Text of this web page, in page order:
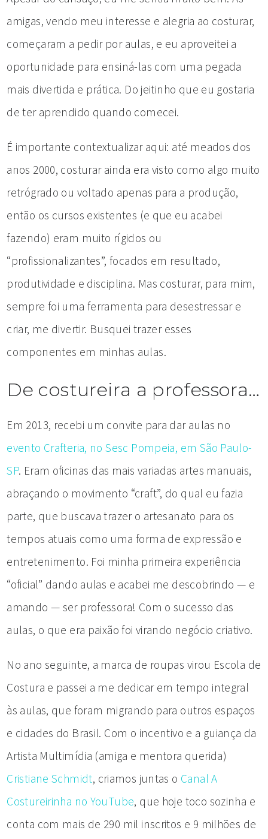
amigas, vendo meu interesse e alegria ao costurar,
começaram a pedir por aulas, e eu aproveitei a
oportunidade para ensiná-las com uma pegada
mais divertida e prática. Do jeitinho que eu gostaria
de ter aprendido quando comecei.
É importante contextualizar aqui: até meados dos
anos 2000, costurar ainda era visto como algo muito
retrógrado ou voltado apenas para a produção,
então os cursos existentes (e que eu acabei
fazendo) eram muito rígidos ou
“profissionalizantes”, focados em resultado,
produtividade e disciplina. Mas costurar, para mim,
sempre foi uma ferramenta para desestressar e
criar, me divertir. Busquei trazer esses
componentes em minhas aulas.
De costureira a professora…
Em 2013, recebi um convite para dar aulas no
evento Crafteria, no Sesc Pompeia, em São Paulo-
SP. Eram oficinas das mais variadas artes manuais,
abraçando o movimento “craft”, do qual eu fazia
parte, que buscava trazer o artesanato para os
tempos atuais como uma forma de expressão e
entretenimento. Foi minha primeira experiência
“oficial” dando aulas e acabei me descobrindo — e
amando — ser professora! Com o sucesso das
aulas, o que era paixão foi virando negócio criativo.
No ano seguinte, a marca de roupas virou Escola de
Costura e passei a me dedicar em tempo integral
às aulas, que foram migrando para outros espaços
e cidades do Brasil. Com o incentivo e a guiança da
Artista Multimídia (amiga e mentora querida)
Cristiane Schmidt, criamos juntas o Canal A
Costureirinha no YouTube, que hoje toco sozinha e
conta com mais de 290 mil inscritos e 9 milhões de